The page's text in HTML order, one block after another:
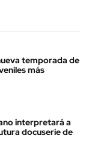
temporada de
más
interpretará a
docuserie de